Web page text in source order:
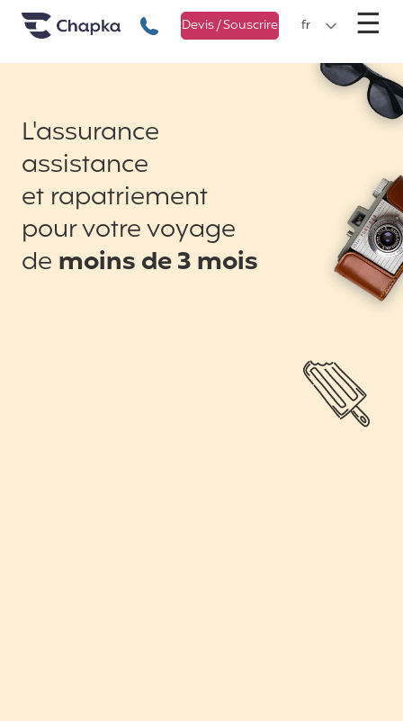
Chapka Assurances Voyages
+33 1 74 85 50 50
Devis / Souscrire fr ☰
L'assurance
assistance
et rapatriement
pour votre voyage
de moins de 3 mois